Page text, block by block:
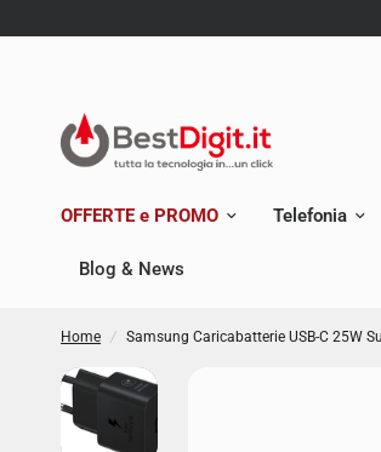
OFFERTE e PROMO Telefonia
Blog & News
Home / Samsung Caricabatterie USB-C 25W